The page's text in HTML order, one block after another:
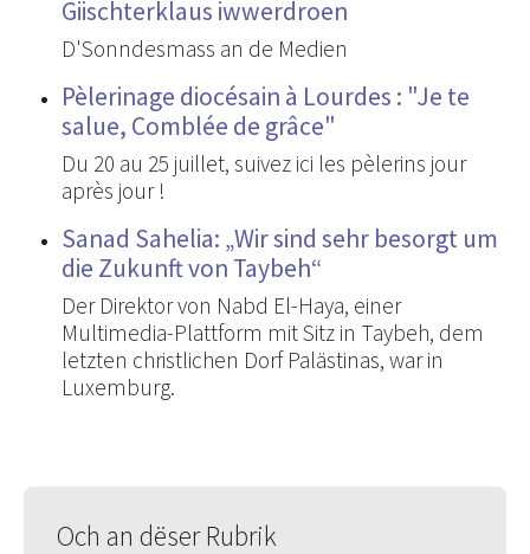
Giischterklaus iwwerdroen
D'Sonndesmass an de Medien
Pèlerinage diocésain à Lourdes : "Je te
salue, Comblée de grâce"
Du 20 au 25 juillet, suivez ici les pèlerins jour
après jour !
Sanad Sahelia: „Wir sind sehr besorgt um
die Zukunft von Taybeh“
Der Direktor von Nabd El-Haya, einer
Multimedia-Plattform mit Sitz in Taybeh, dem
letzten christlichen Dorf Palästinas, war in
Luxemburg.
Och an dëser Rubrik